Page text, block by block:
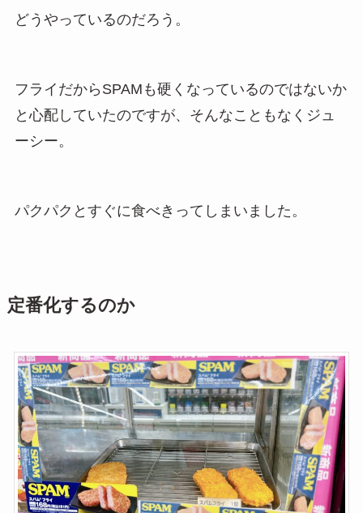
どうやっているのだろう。
フライだからSPAMも硬くなっているのではないか
と心配していたのですが、そんなこともなくジュ
ーシー。
パクパクとすぐに食べきってしまいました。
定番化するのか